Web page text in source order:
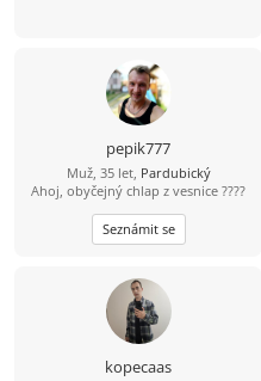
pepik777
Muž, 35 let, Pardubický
Ahoj, obyčejný chlap z vesnice ????
Seznámit se
kopecaas